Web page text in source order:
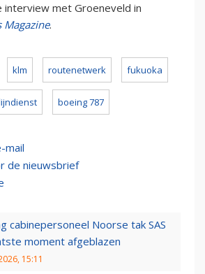
interview met Groeneveld in
Magazine.
klm routenetwerk fukuoka
boeing 787
mail
de nieuwsbrief
cabinepersoneel Noorse tak SAS
moment afgeblazen
15:11